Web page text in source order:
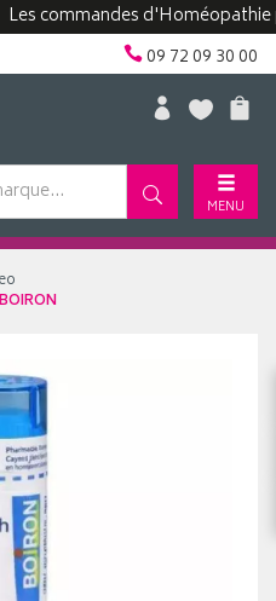
commandes d'Homéopathie
09 72 09 30 00
MENU